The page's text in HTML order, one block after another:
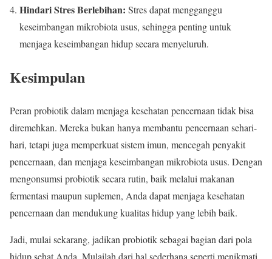
Hindari Stres Berlebihan: Stres dapat mengganggu
keseimbangan mikrobiota usus, sehingga penting untuk
menjaga keseimbangan hidup secara menyeluruh.
Kesimpulan
Peran probiotik dalam menjaga kesehatan pencernaan tidak bisa
diremehkan. Mereka bukan hanya membantu pencernaan sehari-
hari, tetapi juga memperkuat sistem imun, mencegah penyakit
pencernaan, dan menjaga keseimbangan mikrobiota usus. Dengan
mengonsumsi probiotik secara rutin, baik melalui makanan
fermentasi maupun suplemen, Anda dapat menjaga kesehatan
pencernaan dan mendukung kualitas hidup yang lebih baik.
Jadi, mulai sekarang, jadikan probiotik sebagai bagian dari pola
hidup sehat Anda. Mulailah dari hal sederhana seperti menikmati